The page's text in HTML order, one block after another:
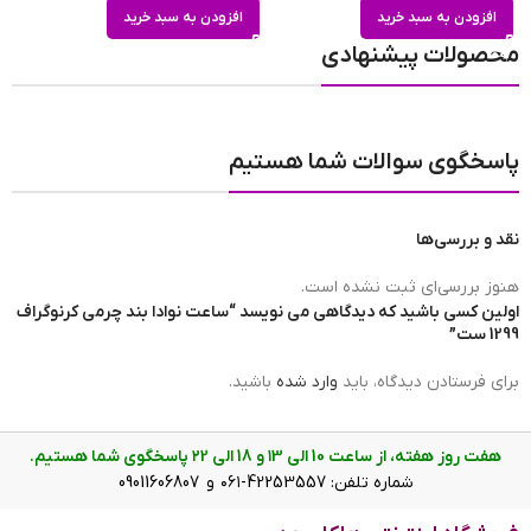
تعداد موتور
مبدا برند ساعت
عرض بند مردانه 2.2 و زنانه 2 cm
افزودن به سبد خرید افزودن به سبد خرید
محصولات پیشنهادی
پاسخگوی سوالات شما هستیم
نقد و بررسی‌ها
هنوز بررسی‌ای ثبت نشده است.
اولین کسی باشید که دیدگاهی می نویسد “ساعت نوادا بند چرمی کرنوگراف
1299 ست”
برای فرستادن دیدگاه، باید وارد شده باشید.
هفت روز هفته، از ساعت 10 الی ۱3 و 18 الی ۲2 پاسخگوی شما هستیم.
شماره تلفن: 42253557-۰۶۱ و 09011606807